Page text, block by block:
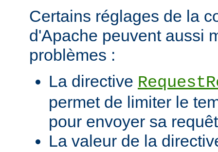
Certains réglages de la
d'Apache peuvent aussi
problèmes :
La directive
permet de limiter le
pour envoyer sa
La valeur de la